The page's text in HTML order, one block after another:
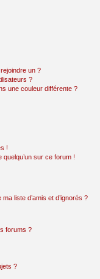
un ?
?
une couleur différente ?
!
sur ce forum !
liste d’amis et d’ignorés ?
forums ?
?